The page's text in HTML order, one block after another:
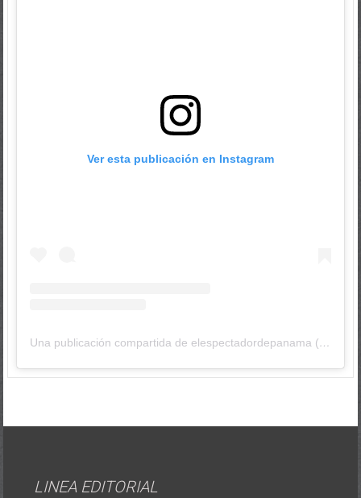
Ver esta publicación en Instagram
Una publicación compartida de elespectadordepanama (@elespectadordepanama)
LINEA EDITORIAL